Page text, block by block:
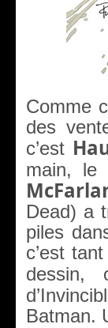
Comme
des
c’est
main, le
Dead) a
piles
c’est
dessin,
Batman.